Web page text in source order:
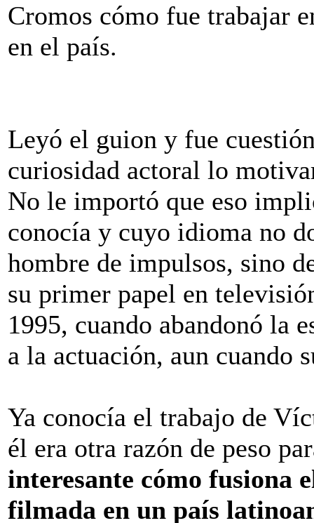
Cromos cómo fue trabajar
en el país.
Leyó el guion y fue
curiosidad actoral lo
No le importó que eso
conocía y cuyo idioma no
hombre de impulsos, sino
su primer papel en
1995, cuando abandonó la
a la actuación, aun cuando
Ya conocía el trabajo de
él era otra razón de peso
interesante cómo fusiona
filmada en un país